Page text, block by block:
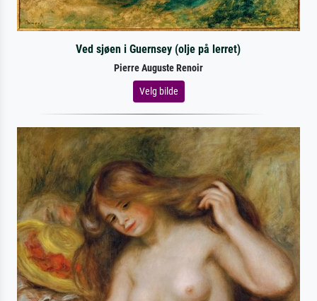
Ved sjøen i Guernsey (olje på lerret)
Pierre Auguste Renoir
Velg bilde